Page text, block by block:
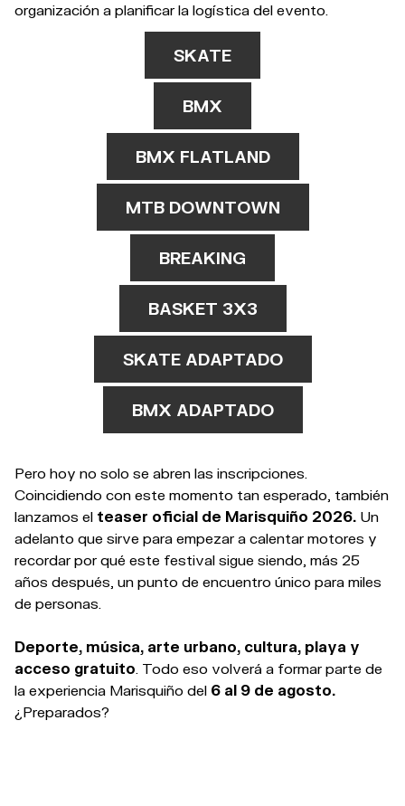
organización a planificar la logística del evento.
SKATE
BMX
BMX FLATLAND
MTB DOWNTOWN
BREAKING
BASKET 3X3
SKATE ADAPTADO
BMX ADAPTADO
Pero hoy no solo se abren las inscripciones.
Coincidiendo con este momento tan esperado, también
lanzamos el teaser oficial de Marisquiño 2026. Un
adelanto que sirve para empezar a calentar motores y
recordar por qué este festival sigue siendo, más 25
años después, un punto de encuentro único para miles
de personas.
Deporte, música, arte urbano, cultura, playa y
acceso gratuito . Todo eso volverá a formar parte de
la experiencia Marisquiño del 6 al 9 de agosto.
¿Preparados?